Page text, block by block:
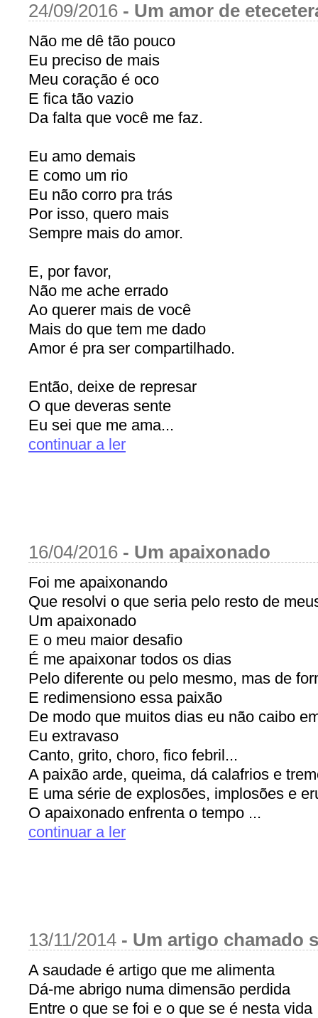
24/09/2016 - Um amor de
Não me dê tão pouco
Eu preciso de mais
Meu coração é oco
E fica tão vazio
Da falta que você me faz.
Eu amo demais
E como um rio
Eu não corro pra trás
Por isso, quero mais
Sempre mais do amor.
E, por favor,
Não me ache errado
Ao querer mais de você
Mais do que tem me dado
Amor é pra ser compartilhado.
Então, deixe de represar
O que deveras sente
Eu sei que me ama...
continuar a ler
16/04/2016 - Um apaixonado
Foi me apaixonando
Que resolvi o que seria pelo resto de
Um apaixonado
E o meu maior desafio
É me apaixonar todos os dias
Pelo diferente ou pelo mesmo, mas de
E redimensiono essa paixão
De modo que muitos dias eu não caibo
Eu extravaso
Canto, grito, choro, fico febril...
A paixão arde, queima, dá calafrios e
E uma série de explosões, implosões e
O apaixonado enfrenta o tempo ...
continuar a ler
13/11/2014 - Um artigo chamado
A saudade é artigo que me alimenta
Dá-me abrigo numa dimensão perdida
Entre o que se foi e o que se é nesta vida